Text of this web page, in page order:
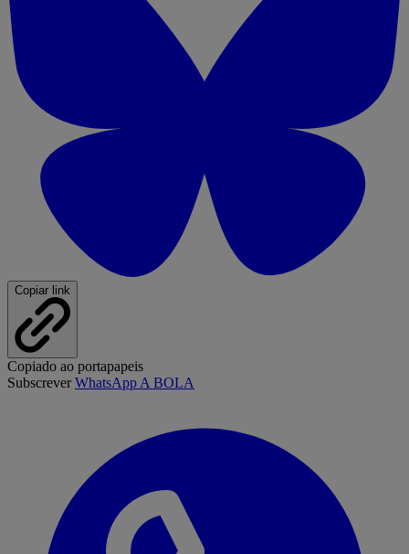
Copiar link
Copiado ao portapapeis
SubscreverWhatsApp A BOLA